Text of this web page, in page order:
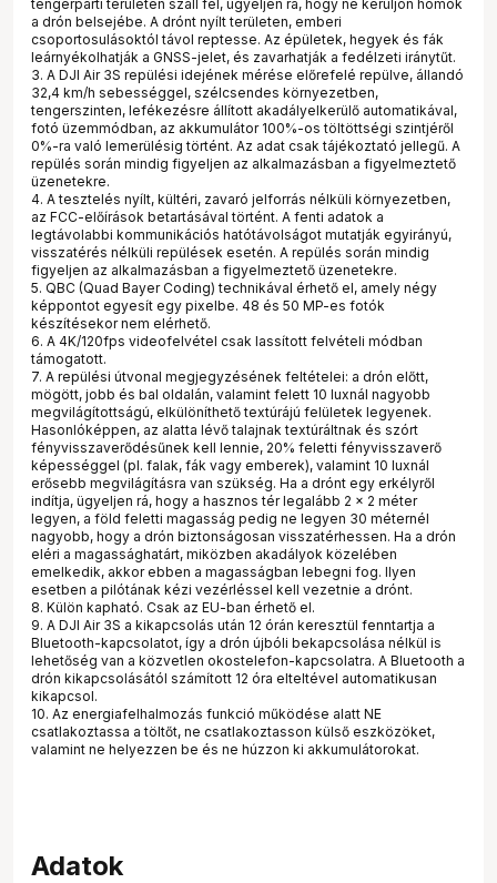
tengerparti területen száll fel, ügyeljen rá, hogy ne kerüljön homok
a drón belsejébe. A drónt nyílt területen, emberi
csoportosulásoktól távol reptesse. Az épületek, hegyek és fák
leárnyékolhatják a GNSS-jelet, és zavarhatják a fedélzeti iránytűt.
3. A DJI Air 3S repülési idejének mérése előrefelé repülve, állandó
32,4 km/h sebességgel, szélcsendes környezetben,
tengerszinten, lefékezésre állított akadályelkerülő automatikával,
fotó üzemmódban, az akkumulátor 100%-os töltöttségi szintjéről
0%-ra való lemerülésig történt. Az adat csak tájékoztató jellegű. A
repülés során mindig figyeljen az alkalmazásban a figyelmeztető
üzenetekre.
4. A tesztelés nyílt, kültéri, zavaró jelforrás nélküli környezetben,
az FCC-előírások betartásával történt. A fenti adatok a
legtávolabbi kommunikációs hatótávolságot mutatják egyirányú,
visszatérés nélküli repülések esetén. A repülés során mindig
figyeljen az alkalmazásban a figyelmeztető üzenetekre.
5. QBC (Quad Bayer Coding) technikával érhető el, amely négy
képpontot egyesít egy pixelbe. 48 és 50 MP-es fotók
készítésekor nem elérhető.
6. A 4K/120fps videofelvétel csak lassított felvételi módban
támogatott.
7. A repülési útvonal megjegyzésének feltételei: a drón előtt,
mögött, jobb és bal oldalán, valamint felett 10 luxnál nagyobb
megvilágítottságú, elkülöníthető textúrájú felületek legyenek.
Hasonlóképpen, az alatta lévő talajnak textúráltnak és szórt
fényvisszaverődésűnek kell lennie, 20% feletti fényvisszaverő
képességgel (pl. falak, fák vagy emberek), valamint 10 luxnál
erősebb megvilágításra van szükség. Ha a drónt egy erkélyről
indítja, ügyeljen rá, hogy a hasznos tér legalább 2 × 2 méter
legyen, a föld feletti magasság pedig ne legyen 30 méternél
nagyobb, hogy a drón biztonságosan visszatérhessen. Ha a drón
eléri a magassághatárt, miközben akadályok közelében
emelkedik, akkor ebben a magasságban lebegni fog. Ilyen
esetben a pilótának kézi vezérléssel kell vezetnie a drónt.
8. Külön kapható. Csak az EU-ban érhető el.
9. A DJI Air 3S a kikapcsolás után 12 órán keresztül fenntartja a
Bluetooth-kapcsolatot, így a drón újbóli bekapcsolása nélkül is
lehetőség van a közvetlen okostelefon-kapcsolatra. A Bluetooth a
drón kikapcsolásától számított 12 óra elteltével automatikusan
kikapcsol.
10. Az energiafelhalmozás funkció működése alatt NE
csatlakoztassa a töltőt, ne csatlakoztasson külső eszközöket,
valamint ne helyezzen be és ne húzzon ki akkumulátorokat.
Adatok